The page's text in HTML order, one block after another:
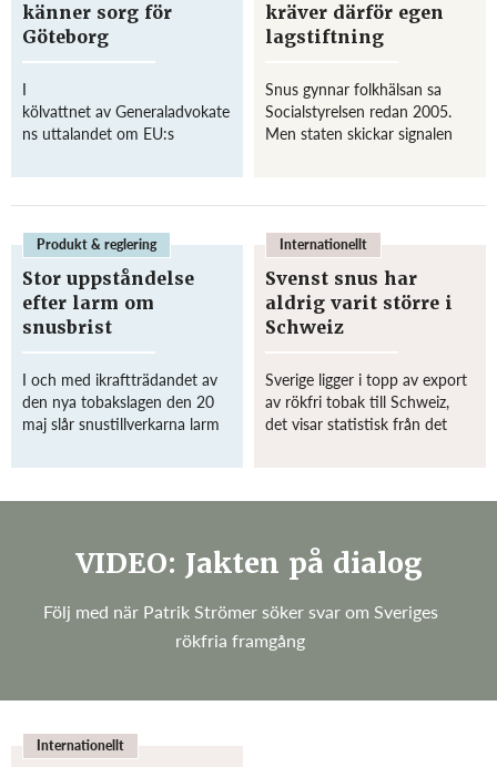
känner sorg för
Göteborg
I
kölvattnet av Generaladvokate
ns uttalandet om EU:s
Match uttryckt sin besvikelse
över vad beslutet innebär
stor del av snustillverkningen i
Sverige sker. ...
kräver därför egen
lagstiftning
Snus gynnar folkhälsan sa
Socialstyrelsen redan 2005.
Men staten skickar signalen
ändå lika farligt. I det land som
Produkt & reglering
Stor uppståndelse
efter larm om
snusbrist
I och med ikraftträdandet av
den nya tobakslagen den 20
maj slår snustillverkarna larm
Anledningen till snusbristen är
Internationellt
Svenst snus har
aldrig varit större i
Schweiz
Sverige ligger i topp av export
av rökfri tobak till Schweiz,
det visar statistisk från det
VIDEO: Jakten på dialog
Följ med när Patrik Strömer söker svar om Sveriges
rökfria framgång
Internationellt